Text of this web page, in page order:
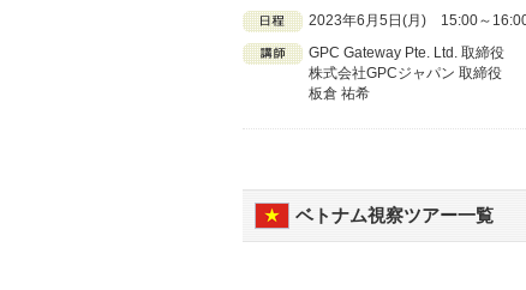
2023年6月5日(月) 15:00～16:00
GPC Gateway Pte. Ltd. 取締役
株式会社GPCジャパン 取締役
板倉 祐希
ベトナム視察ツアー一覧